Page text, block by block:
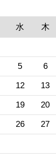
水 木
5 6
12 13
19 20
26 27